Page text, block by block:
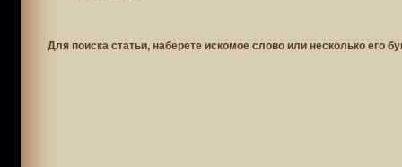
Для поиска статьи, наберете искомое слово или несколько его